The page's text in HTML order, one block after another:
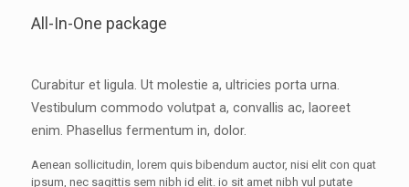
All-In-One package
Curabitur et ligula. Ut molestie a, ultricies porta urna.
Vestibulum commodo volutpat a, convallis ac, laoreet
enim. Phasellus fermentum in, dolor.
Aenean sollicitudin, lorem quis bibendum auctor, nisi elit con quat
ipsum, nec sagittis sem nibh id elit. io sit amet nibh vul putate